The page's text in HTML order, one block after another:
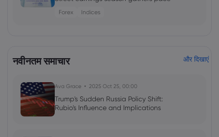
Forex Indices
decisions, earnings-packed week
Neil Wilson 2024 Jul 11, 21:00
नवीनतम समाचार और दिखाएं
Ava Grace 2025 Oct 25, 00:00
Trump's Sudden Russia Policy Shift:
Rubio's Influence and Implications